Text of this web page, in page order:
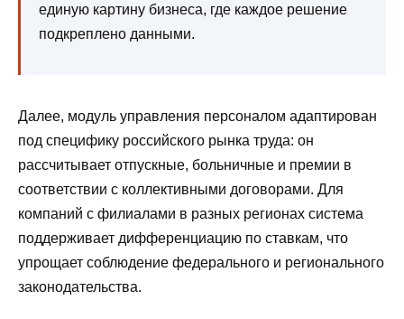
единую картину бизнеса, где каждое решение
подкреплено данными.
Далее, модуль управления персоналом адаптирован
под специфику российского рынка труда: он
рассчитывает отпускные, больничные и премии в
соответствии с коллективными договорами. Для
компаний с филиалами в разных регионах система
поддерживает дифференциацию по ставкам, что
упрощает соблюдение федерального и регионального
законодательства.